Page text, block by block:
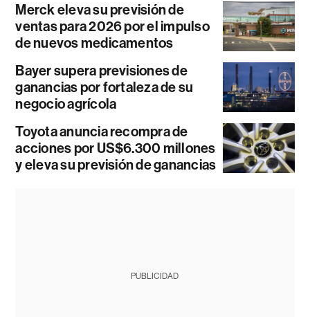
Merck eleva su previsión de
ventas para 2026 por el impulso
de nuevos medicamentos
Bayer supera previsiones de
ganancias por fortaleza de su
negocio agrícola
Toyota anuncia recompra de
acciones por US$6.300 millones
y eleva su previsión de ganancias
PUBLICIDAD